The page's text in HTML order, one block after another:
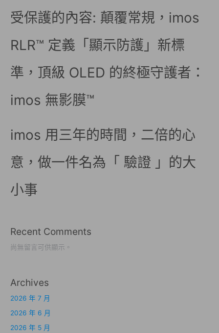
受保護的內容: 顛覆常規，imos
RLR™ 定義「顯示防護」新標
準，頂級 OLED 的終極守護者：
imos 無影膜™
imos 用三年的時間，二倍的心
意，做一件名為「 驗證 」的大
小事
Recent Comments
尚無留言可供顯示。
Archives
2026 年 7 月
2026 年 6 月
2026 年 5 月